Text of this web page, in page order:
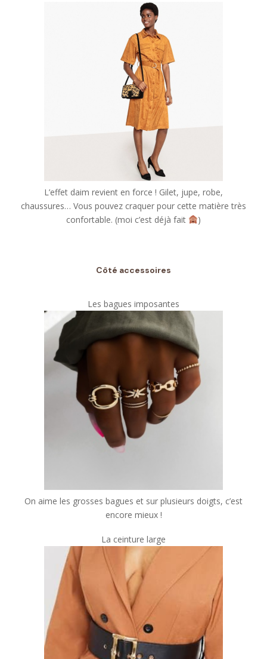
L’effet daim revient en force ! Gilet, jupe, robe,
chaussures… Vous pouvez craquer pour cette matière très
confortable. (moi c’est déjà fait
)
Côté accessoires
Les bagues imposantes
On aime les grosses bagues et sur plusieurs doigts, c’est
encore mieux !
La ceinture large